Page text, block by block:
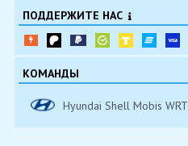
ПОДДЕРЖИТЕ НАС
КОМАНДЫ
Hyundai Shell Mobis WRT